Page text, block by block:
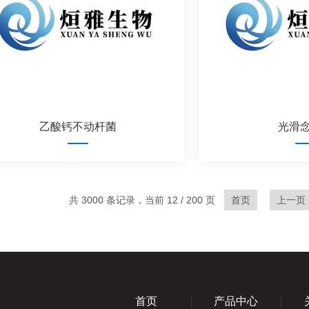
乙酸钙不动杆菌 光滑
共 3000 条记录，当前 12 / 200 页 首页 上一页
首页 产品中心